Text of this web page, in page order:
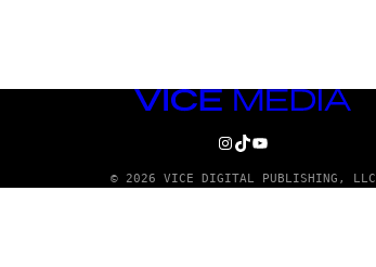
VICE
INSTAGRAM
TIKTOK
YOUTUBE
© 2026 VICE DIGITAL PUBLISHING, LLC